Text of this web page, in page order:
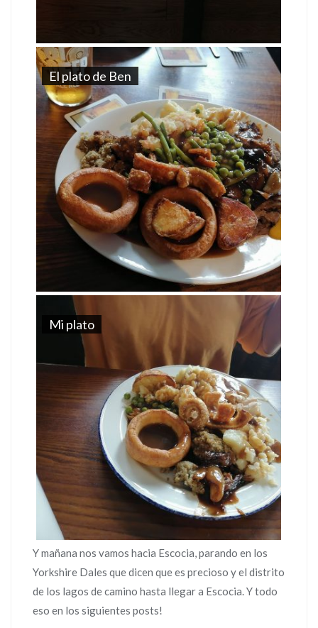
El plato de Ben
Mi plato
Y mañana nos vamos hacia Escocia, parando en los
Yorkshire Dales que dicen que es precioso y el distrito
de los lagos de camino hasta llegar a Escocia. Y todo
eso en los siguientes posts!